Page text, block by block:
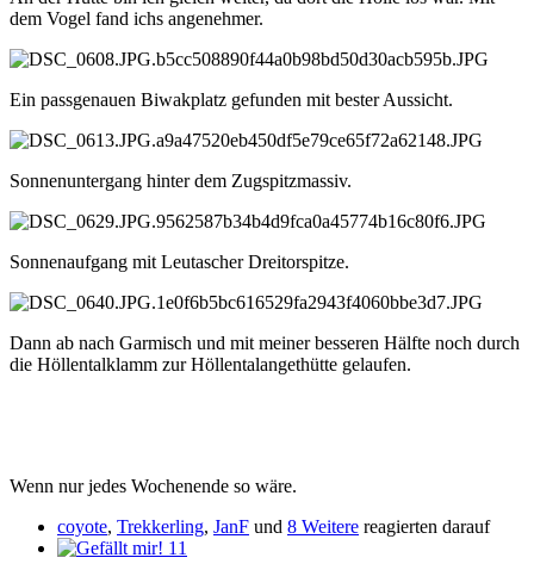
dem Vogel fand ichs angenehmer.
Ein passgenauen Biwakplatz gefunden mit bester Aussicht.
Sonnenuntergang hinter dem Zugspitzmassiv.
Sonnenaufgang mit Leutascher Dreitorspitze.
Dann ab nach Garmisch und mit meiner besseren Hälfte noch durch
die Höllentalklamm zur Höllentalangethütte gelaufen.
Wenn nur jedes Wochenende so wäre.
coyote, Trekkerling, JanF und 8 Weitere reagierten darauf
11